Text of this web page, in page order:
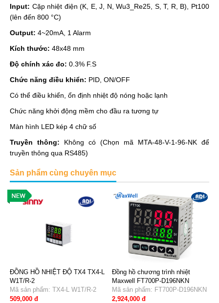
Input: Cặp nhiệt điện (K, E, J, N, Wu3_Re25, S, T, R, B), Pt100
(lên đến 800 °C)
Output: 4~20mA, 1 Alarm
Kích thước: 48x48 mm
Độ chính xác đo: 0.3% F.S
Chức năng điều khiển: PID, ON/OFF
Có thể điều khiển, ổn định nhiệt độ nóng hoặc lạnh
Chức năng khởi động mềm cho đầu ra tương tự
Màn hình LED kép 4 chữ số
Truyền thông: Không có (Chọn mã MTA-48-V-1-96-NK để
truyền thông qua RS485)
Sản phẩm cùng chuyên mục
ĐỒNG HỒ NHIỆT ĐỘ TX4 TX4-L
W1T/R-2
Mã sản phẩm: TX4-L W1T/R-2
509,000 đ
Đồng hồ chương trình nhiệt
Maxwell FT700P-D196NKN
Mã sản phẩm: FT700P-D196NKN
2,924,000 đ